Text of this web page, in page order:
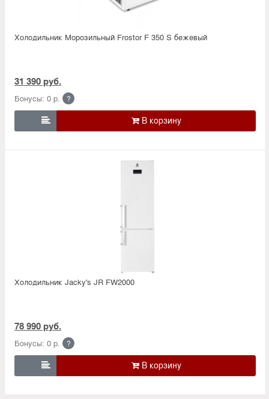
Холодильник Морозильный Frostor F 350 S бежевый
31 390 руб.
Бонусы: 0 р. ?

Холодильник Jacky's JR FW2000
78 990 руб.
Бонусы: 0 р. ?
